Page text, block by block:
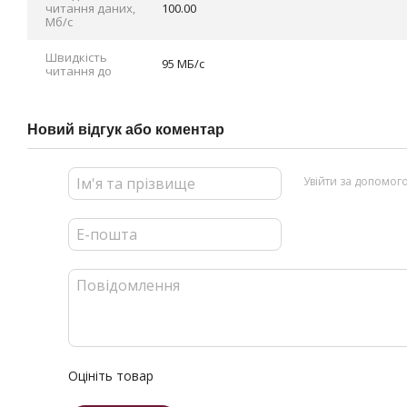
читання даних,
Мб/с
100.00
Швидкість
читання до
95 МБ/с
Новий відгук або коментар
Увійти за
Оцініть товар